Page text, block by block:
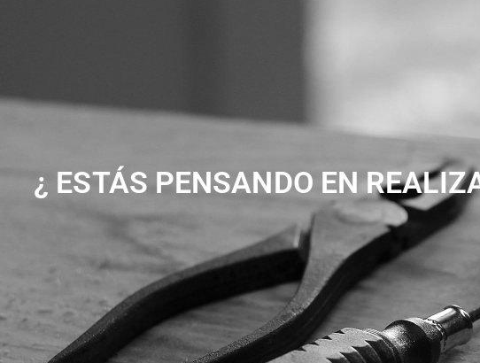
¿ ESTÁS PENSANDO EN